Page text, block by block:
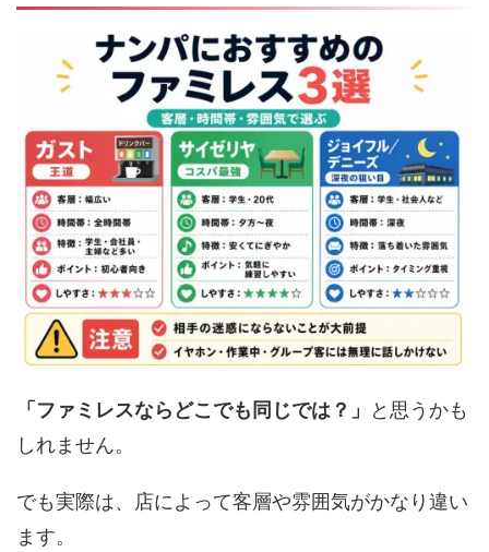
「ファミレスならどこでも同じでは？」
と思うかも
しれません。
でも実際は、店によって客層や雰囲気がかなり違い
ます。